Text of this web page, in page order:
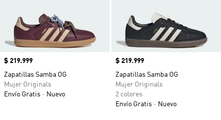
Precio
$ 219.999
Zapatillas Samba OG
Mujer Originals
Envío Gratis
Nuevo
Precio
$ 219.999
Zapatillas Samba OG
Mujer Originals
2 colores
Envío Gratis
Nuevo